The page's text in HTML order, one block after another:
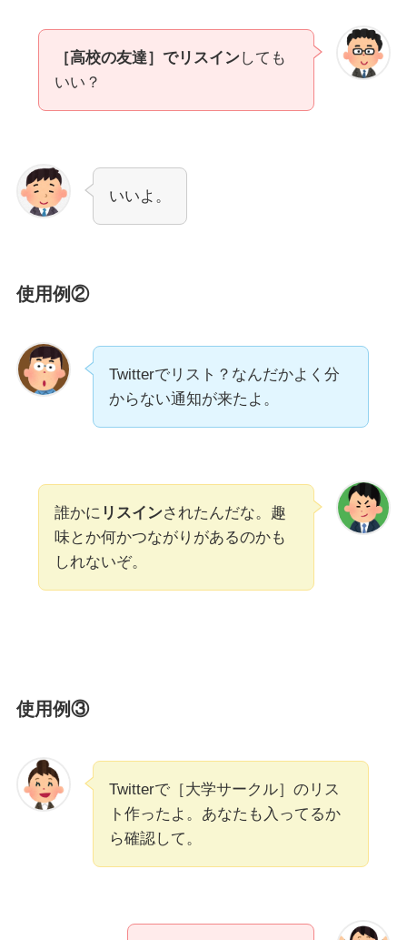
［高校の友達］でリスインしても
いい？
いいよ。
使用例②
Twitterでリスト？なんだかよく分
からない通知が来たよ。
誰かに リスインされたんだな。趣
味とか何かつながりがあるのかも
しれないぞ。
使用例③
Twitterで［大学サークル］のリス
ト作ったよ。あなたも入ってるか
ら確認して。